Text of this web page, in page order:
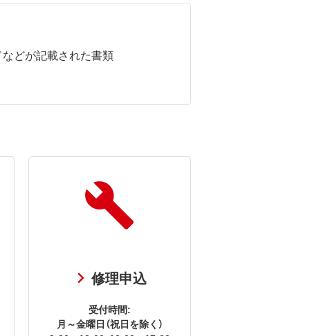
どが記載された書類
修理申込
受付時間:
月～金曜日（祝日を除く）